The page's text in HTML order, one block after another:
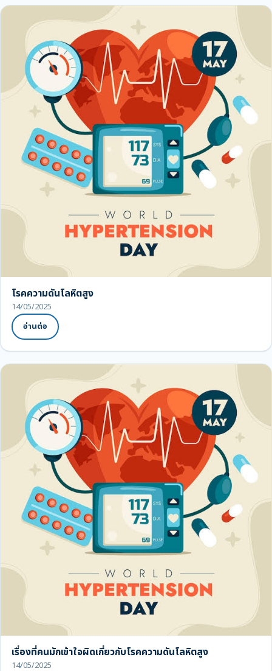
โรคความดันโลหิตสูง
14/05/2025
อ่านต่อ
เรื่องที่คนมักเข้าใจผิดเกี่ยวกับโรคความดันโลหิตสูง
14/05/2025